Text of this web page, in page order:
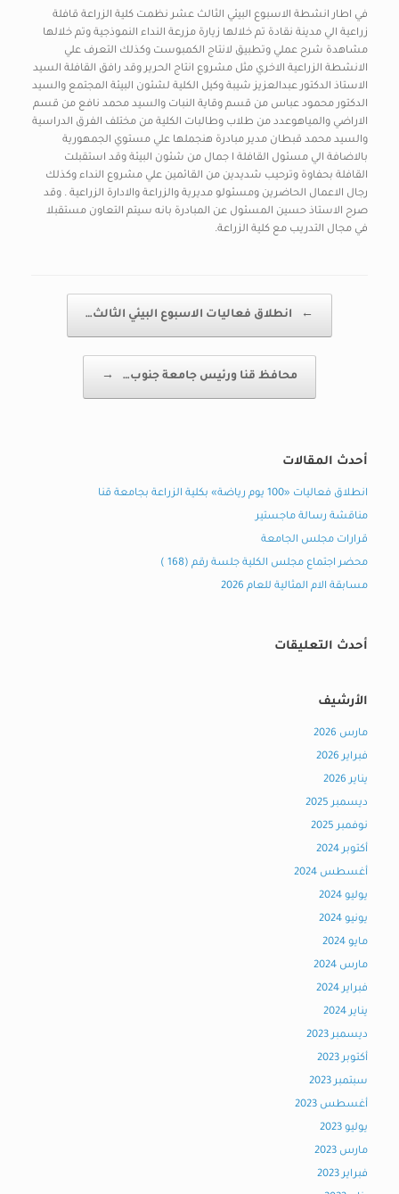
في اطار انشطة الاسبوع البيئي الثالث عشر نظمت كلية الزراعة قافلة
زراعية الي مدينة نقادة تم خلالها زيارة مزرعة النداء النموذجية وتم خلالها
مشاهدة شرح عملي وتطبيق لانتاج الكمبوست وكذلك التعرف علي
الانشطة الزراعية الاخري مثل مشروع انتاج الحرير وقد رافق القافلة السيد
الاستاذ الدكتور عبدالعزيز شيبة وكيل الكلية لشئون البيئة المجتمع والسيد
الدكتور محمود عباس من قسم وقاية النبات والسيد محمد نافع من قسم
الاراضي والمياهوعدد من طلاب وطالبات الكلية من مختلف الفرق الدراسية
والسيد محمد قبطان مدير مبادرة هنجملها علي مستوي الجمهورية
بالاضافة الي مسئول القافلة ا جمال من شئون البيئة وقد استقبلت
القافلة بحفاوة وترحيب شديدين من القائمين علي مشروع النداء وكذلك
رجال الاعمال الحاضرين ومسئولو مديرية والزراعة والادارة الزراعية . وقد
صرح الاستاذ حسين المسئول عن المبادرة بانه سيتم التعاون مستقبلا
في مجال التدريب مع كلية الزراعة.
← انطلاق فعاليات الاسبوع البيئي الثالث…
محافظ قنا ورئيس جامعة جنوب… →
أحدث المقالات
انطلاق فعاليات «100 يوم رياضة» بكلية الزراعة بجامعة قنا
مناقشة رسالة ماجستير
قرارات مجلس الجامعة
محضر اجتماع مجلس الكلية جلسة رقم (168 )
مسابقة الام المثالية للعام 2026
أحدث التعليقات
الأرشيف
مارس 2026
فبراير 2026
يناير 2026
ديسمبر 2025
نوفمبر 2025
أكتوبر 2024
أغسطس 2024
يوليو 2024
يونيو 2024
مايو 2024
مارس 2024
فبراير 2024
يناير 2024
ديسمبر 2023
أكتوبر 2023
سبتمبر 2023
أغسطس 2023
يوليو 2023
مارس 2023
فبراير 2023